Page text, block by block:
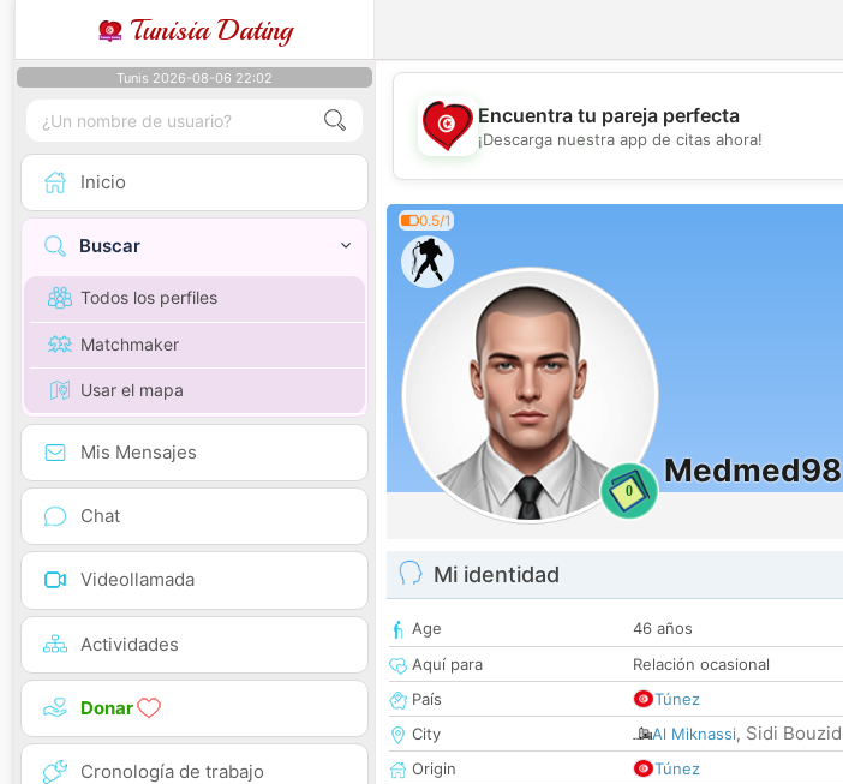
Tunisia Dating
Tunis 2026-08-06 22:02
Inicio
Buscar
Todos los perfiles
Matchmaker
Usar el mapa
Mis Mensajes
Chat
Videollamada
Actividades
Donar
Cronología de trabajo
💖
Encuentra tu pareja perfecta
¡Descarga nuestra app de citas ahora!
0.5/1
0
Medmed98
Mi identidad
Age
46 años
Aquí para
Relación ocasional
País
Túnez
City
Al Miknassi, Sidi Bouzid
Origin
Túnez